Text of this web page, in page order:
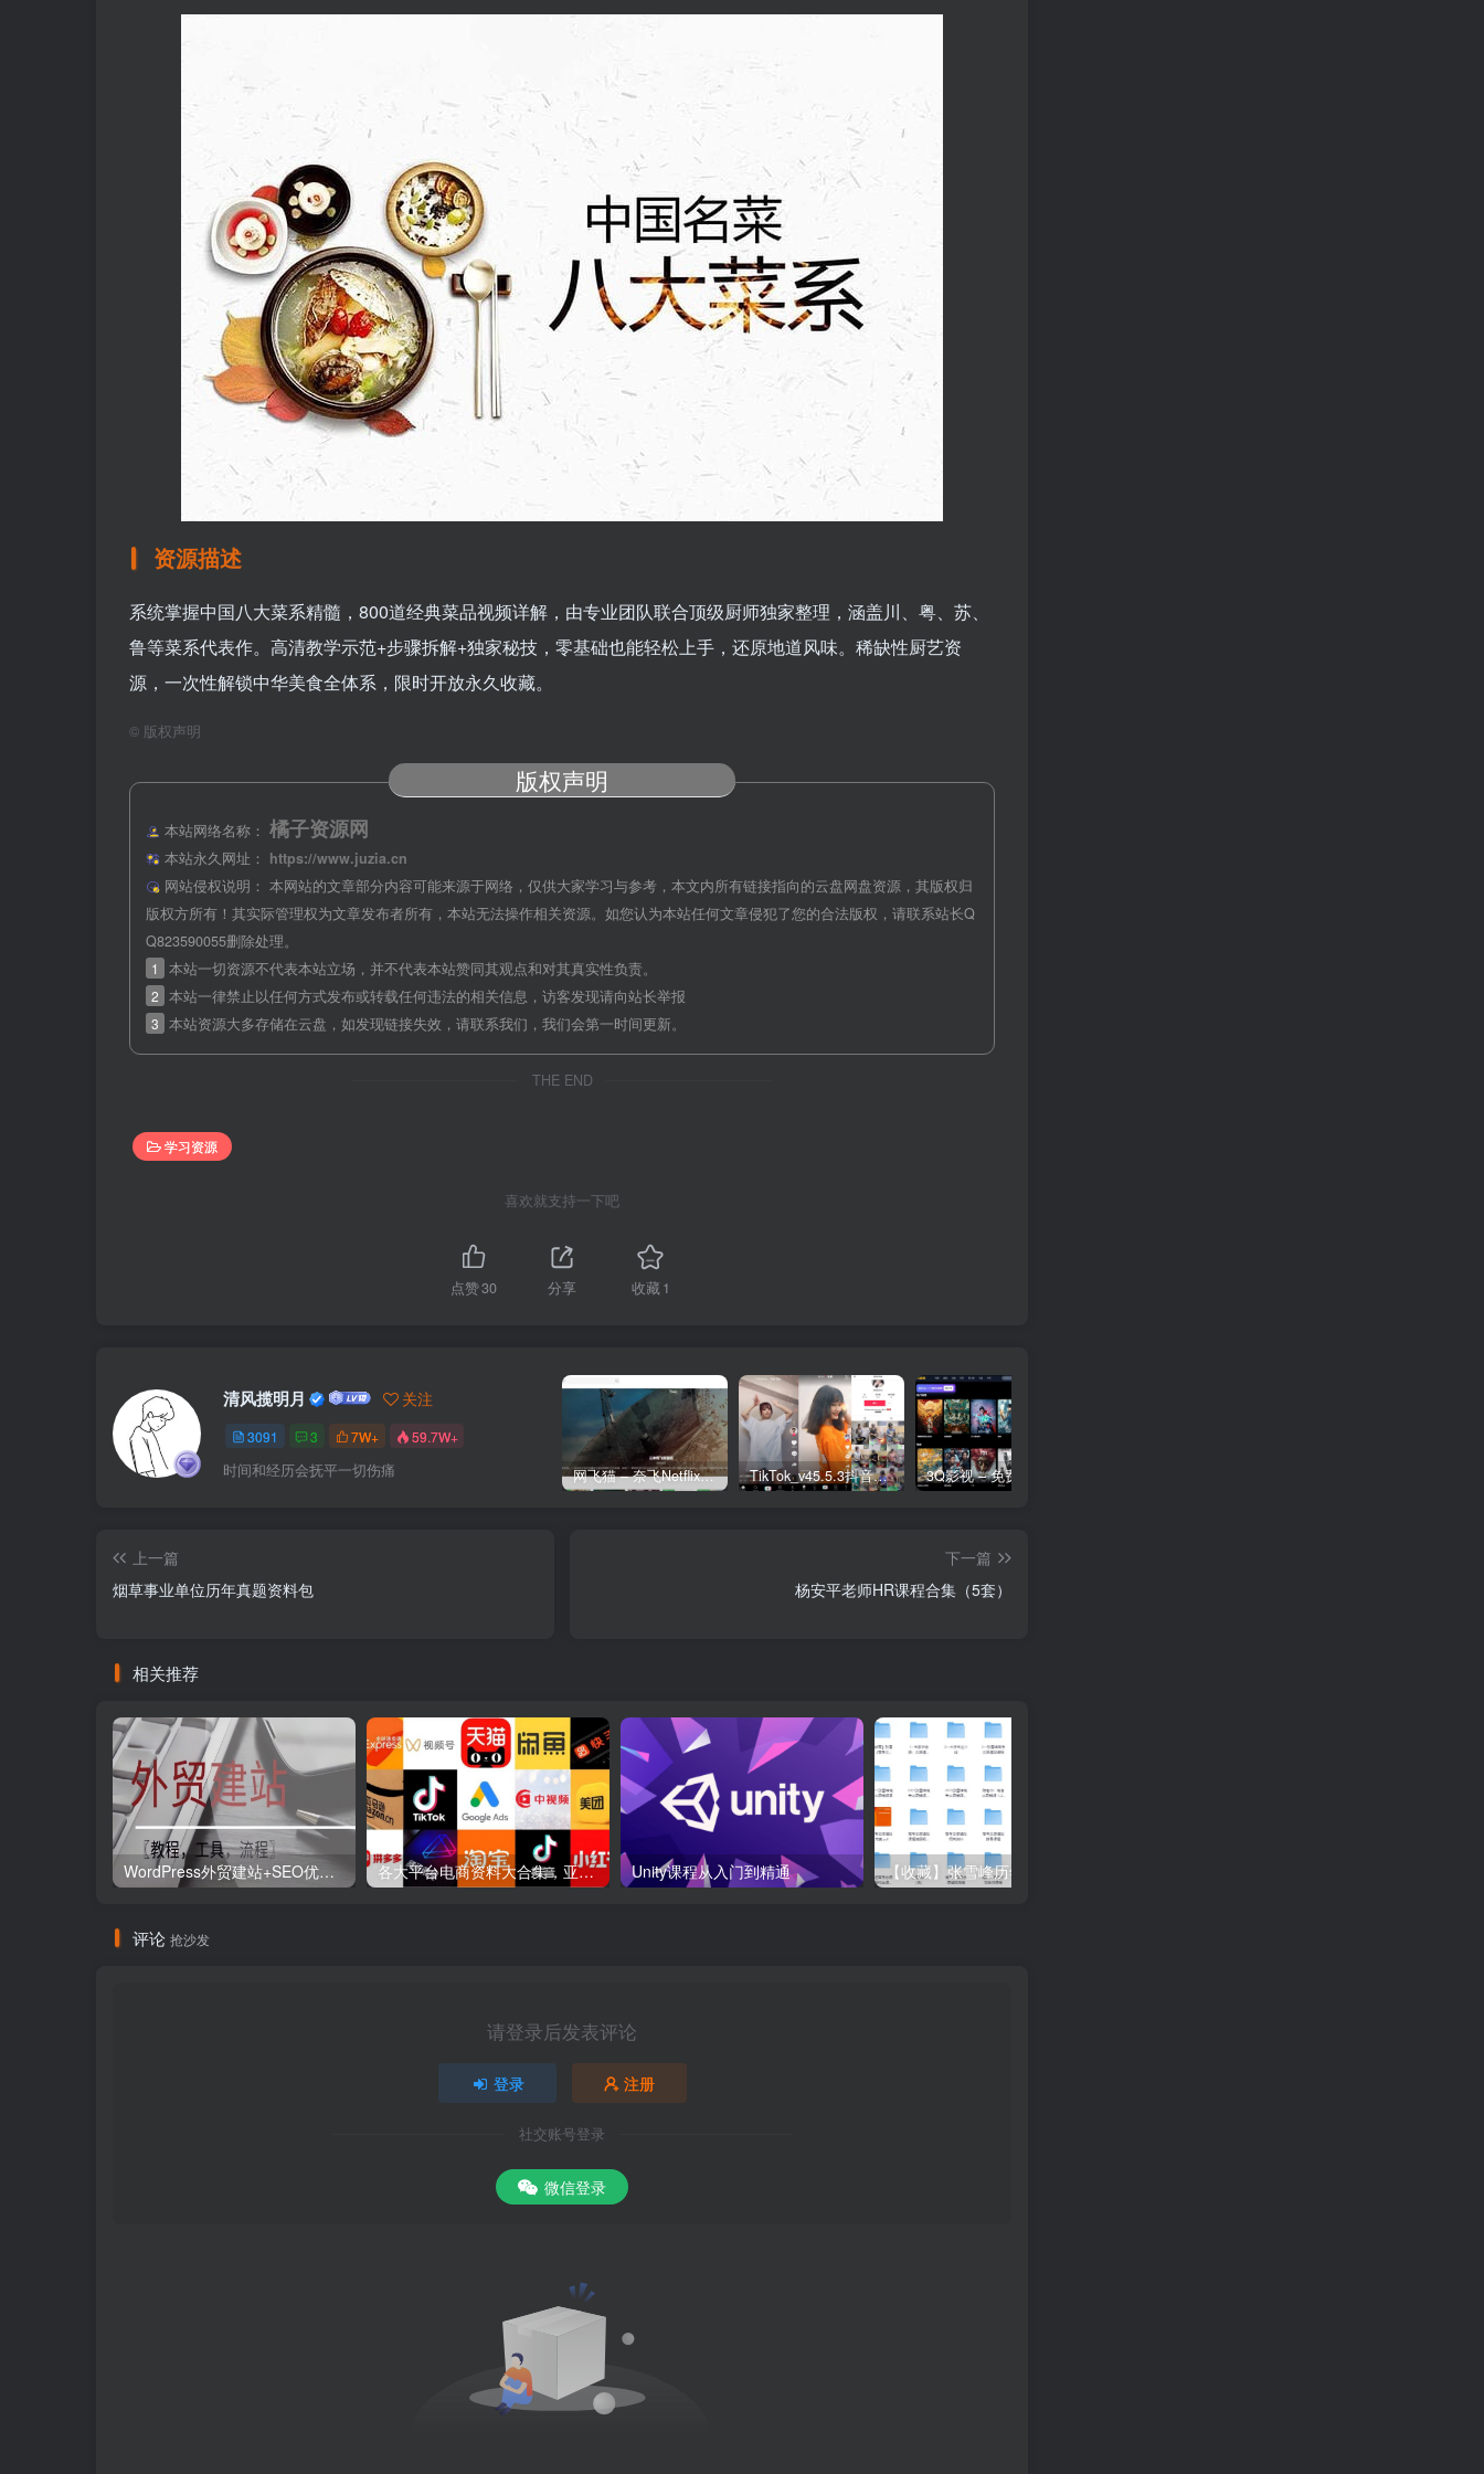
资源描述
系统掌握中国八大菜系精髓，800道经典菜品视频详解，由专业团队联合顶级厨师独家整理，涵盖川、粤、苏、
鲁等菜系代表作。高清教学示范+步骤拆解+独家秘技，零基础也能轻松上手，还原地道风味。稀缺性厨艺资
源，一次性解锁中华美食全体系，限时开放永久收藏。
© 版权声明
版权声明
本站网络名称： 橘子资源网
本站永久网址：
https://www.juzia.cn
网站侵权说明： 本网站的文章部分内容可能来源于网络，仅供大家学习与参考，本文内所有链接指向的云盘网盘资源，其版权归
版权方所有！其实际管理权为文章发布者所有，本站无法操作相关资源。如您认为本站任何文章侵犯了您的合法版权，请联系站长Q
Q823590055删除处理。
1 本站一切资源不代表本站立场，并不代表本站赞同其观点和对其真实性负责。
2 本站一律禁止以任何方式发布或转载任何违法的相关信息，访客发现请向站长举报
3 本站资源大多存储在云盘，如发现链接失效，请联系我们，我们会第一时间更新。
THE END
学习资源
喜欢就支持一下吧
点赞30 分享 收藏1
清风揽明月 关注
3091 3 7W+ 59.7W+
时间和经历会抚平一切伤痛 网飞猫 – 奈飞Netflix免费看 TikTok_v45.5.3抖音国际版_免拔卡解锁全球版
上一篇
烟草事业单位历年真题资料包
下一篇
杨安平老师HR课程合集（5套）
相关推荐
WordPress外贸建站+SEO优化课程【教程，工具，流程】 各大平台电商资料大合集，亚马逊+抖音+tiktok+美团+拼多多+淘宝+美团几十个平台 Unity课程从入门到精通
评论 抢沙发
请登录后发表评论
登录 注册
社交账号登录
微信登录